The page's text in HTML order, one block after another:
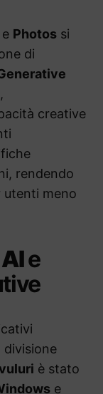
e Photos si
di
creative
rendendo
utenti meno
AIe
divisione
è stato
e